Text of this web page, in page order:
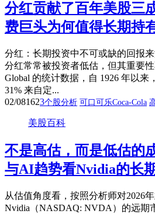
分红贡献了百年美股三
费巨头为何值得长期持
分红：长期投资中不可或缺的回报
分红常常被投资者低估，但其重要
Global 的统计数据，自 1926 年以来
31% 来自定...
02/081623个股分析 可口可乐Coca-Cola
美股百科
不是高估，而是低估的
与AI趋势看Nvidia的长
从估值角度看，按照分析师对2026
Nvidia（NASDAQ: NVDA）的远期